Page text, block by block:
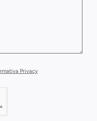
Privacy